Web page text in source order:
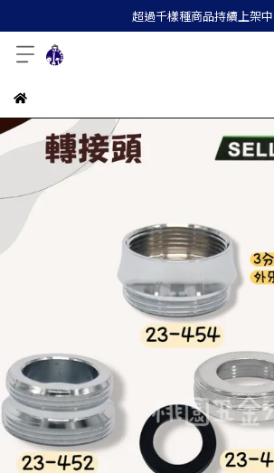
超過千樣種商品持續上架中